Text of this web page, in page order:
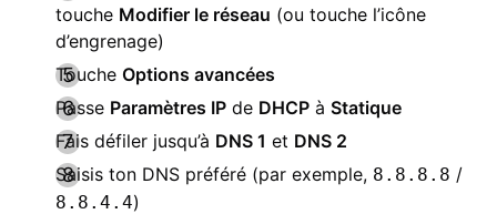
touche Modifier le réseau (ou touche l’icône
d’engrenage)
Touche Options avancées
Passe Paramètres IP de DHCP à Statique
Fais défiler jusqu’à DNS 1 et DNS 2
Saisis ton DNS préféré (par exemple, 8.8.8.8 /
8.8.4.4)